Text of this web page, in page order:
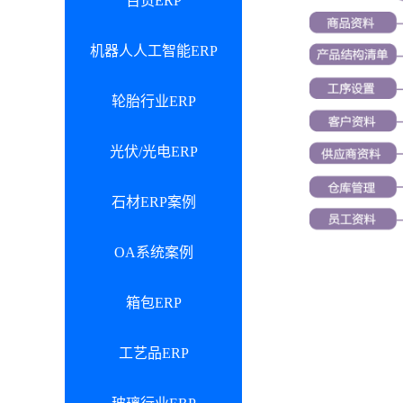
机器人人工智能ERP
轮胎行业ERP
光伏/光电ERP
石材ERP案例
OA系统案例
箱包ERP
工艺品ERP